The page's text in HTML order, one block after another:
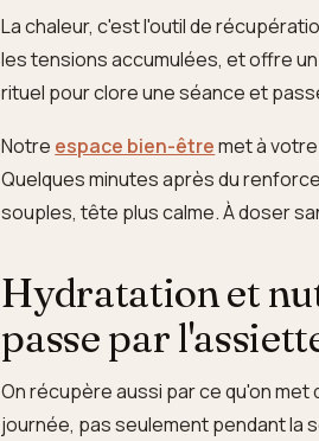
La chaleur, c'est l'outil de
les tensions accumulées, et offre
rituel pour clore une séance et
Notre espace bien-êtremet à
Quelques minutes après du
souples, tête plus calme. À doser
Hydratation et
passe par
On récupère aussi par ce qu'on
journée, pas seulement pendant la